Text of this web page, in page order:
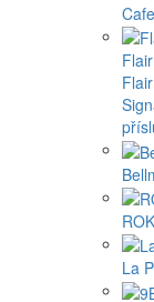
La